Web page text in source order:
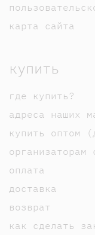
карта сайта
купить
где купить?
адреса наших
купить оптом
организаторам
оплата
доставка
возврат
как сделать